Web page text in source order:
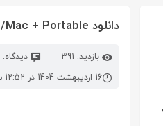
دانلود aiseesoft video converter Ultimate 10.8.72 Win/Mac + Portable تبدیل فایل ویدیویی
بازدید: 391 دیدگاه: 0
16 اردیبهشت 1404 در 12:52 ب.ظ